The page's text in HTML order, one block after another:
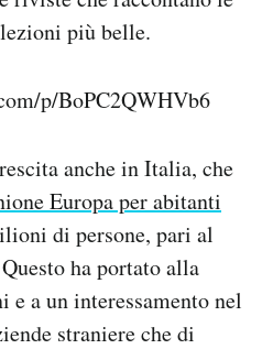
più belle.
p/BoPC2QWHVb6
anche in Italia, che
Europa per abitanti
di persone, pari al
ha portato alla
a un interessamento nel
straniere che di